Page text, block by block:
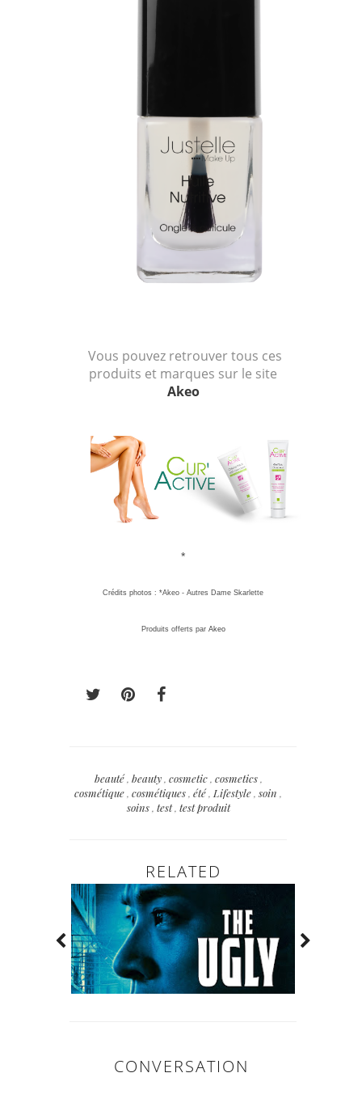
Vous pouvez retrouver tous ces
produits et marques sur le site
Akeo
*
Crédits photos : *Akeo - Autres Dame Skarlette
Produits offerts par Akeo
beauté, beauty, cosmetic, cosmetics,
cosmétique, cosmétiques, été,Lifestyle, soin ,
soins, test, test produit
RELATED
CONVERSATION